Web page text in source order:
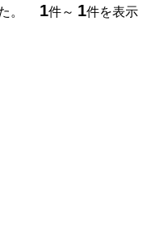
た。 1件～ 1件を表示